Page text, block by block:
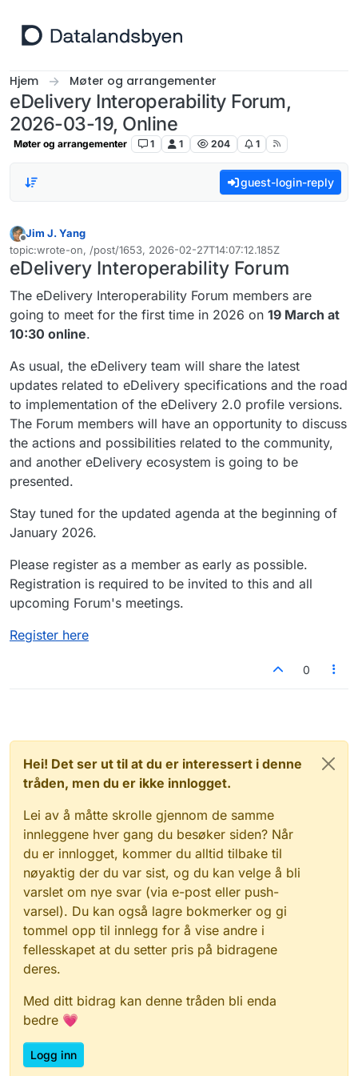
Hjem Møter og arrangementer
eDelivery Interoperability Forum,
2026-03-19, Online
Møter og arrangementer 1 1 204 1
guest-login-reply
Frakoblet
Jim J. Yang
topic:wrote-on, /post/1653, 2026-02-27T14:07:12.185Z
Sist endret av
eDelivery Interoperability Forum
The eDelivery Interoperability Forum members are
going to meet for the first time in 2026 on 19 March at
10:30 online.
As usual, the eDelivery team will share the latest
updates related to eDelivery specifications and the road
to implementation of the eDelivery 2.0 profile versions.
The Forum members will have an opportunity to discuss
the actions and possibilities related to the community,
and another eDelivery ecosystem is going to be
presented.
Stay tuned for the updated agenda at the beginning of
January 2026.
Please register as a member as early as possible.
Registration is required to be invited to this and all
upcoming Forum's meetings.
Register here
0
Hei! Det ser ut til at du er interessert i denne
tråden, men du er ikke innlogget.
Lei av å måtte skrolle gjennom de samme
innleggene hver gang du besøker siden? Når
du er innlogget, kommer du alltid tilbake til
nøyaktig der du var sist, og du kan velge å bli
varslet om nye svar (via e-post eller push-
varsel). Du kan også lagre bokmerker og gi
tommel opp til innlegg for å vise andre i
fellesskapet at du setter pris på bidragene
deres.
Med ditt bidrag kan denne tråden bli enda
bedre 💗
Logg inn